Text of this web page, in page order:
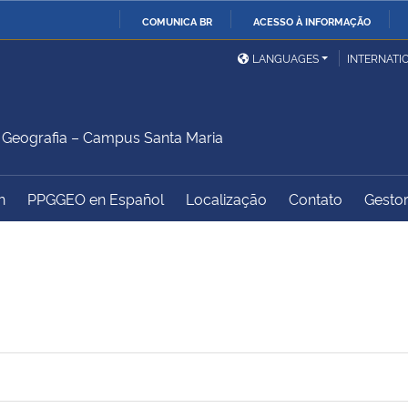
COMUNICA BR ACESSO À INFORMAÇÃO
Ministério da Defesa
Ministério das Relações
Exteriores
Ministério do
Controladoria-Geral da
LANGUAGES
– Campus Santa Maria
PPGGEO en Español Localização Contato